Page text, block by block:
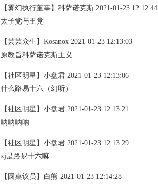
【雾幻执行董事】科萨诺克斯 2021-01-23 12:12:44
太子党与王党
【芸芸众生】Kosanox 2021-01-23 12:13:03
原教旨科萨诺克斯主义
【社区明星】小盘君 2021-01-23 12:13:06
什么路易十六（幻听）
【社区明星】小盘君 2021-01-23 12:13:21
呐呐呐呐
【社区明星】小盘君 2021-01-23 12:13:29
xj是路易十六嘛
【圆桌议员】白熊 2021-01-23 12:14:28